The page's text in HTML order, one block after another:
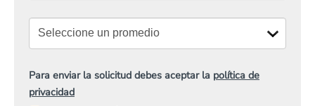
Para enviar la solicitud debes aceptar la política de
privacidad